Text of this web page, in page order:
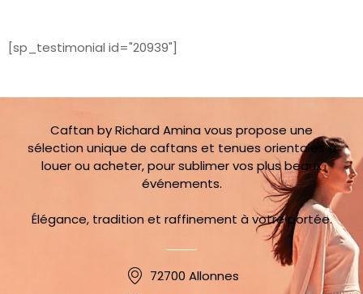
[sp_testimonial id="20939"]
Caftan by Richard Amina vous propose une
sélection unique de caftans et tenues orientales à
louer ou acheter, pour sublimer vos plus beaux
événements.
Élégance, tradition et raffinement à votre portée.
72700 Allonnes